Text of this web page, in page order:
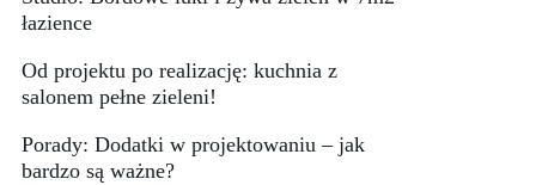
łazience
Od projektu po realizację: kuchnia z
salonem pełne zieleni!
Porady: Dodatki w projektowaniu – jak
bardzo są ważne?